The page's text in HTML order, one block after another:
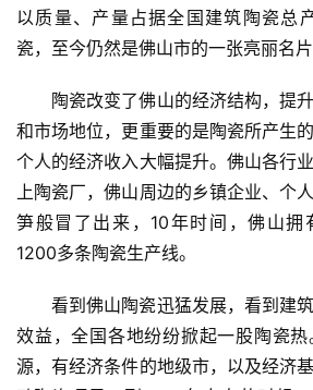
以质量、产量占据全国建筑陶瓷总
瓷，至今仍然是佛山市的一张亮丽名片
陶瓷改变了佛山的经济结构，提
和市场地位，更重要的是陶瓷所产生
个人的经济收入大幅提升。佛山各行
上陶瓷厂，佛山周边的乡镇企业、个
笋般冒了出来，10年时间，佛山拥
1200多条陶瓷生产线。
看到佛山陶瓷迅猛发展，看到建
效益，全国各地纷纷掀起一股陶瓷
源，有经济条件的地级市，以及经济